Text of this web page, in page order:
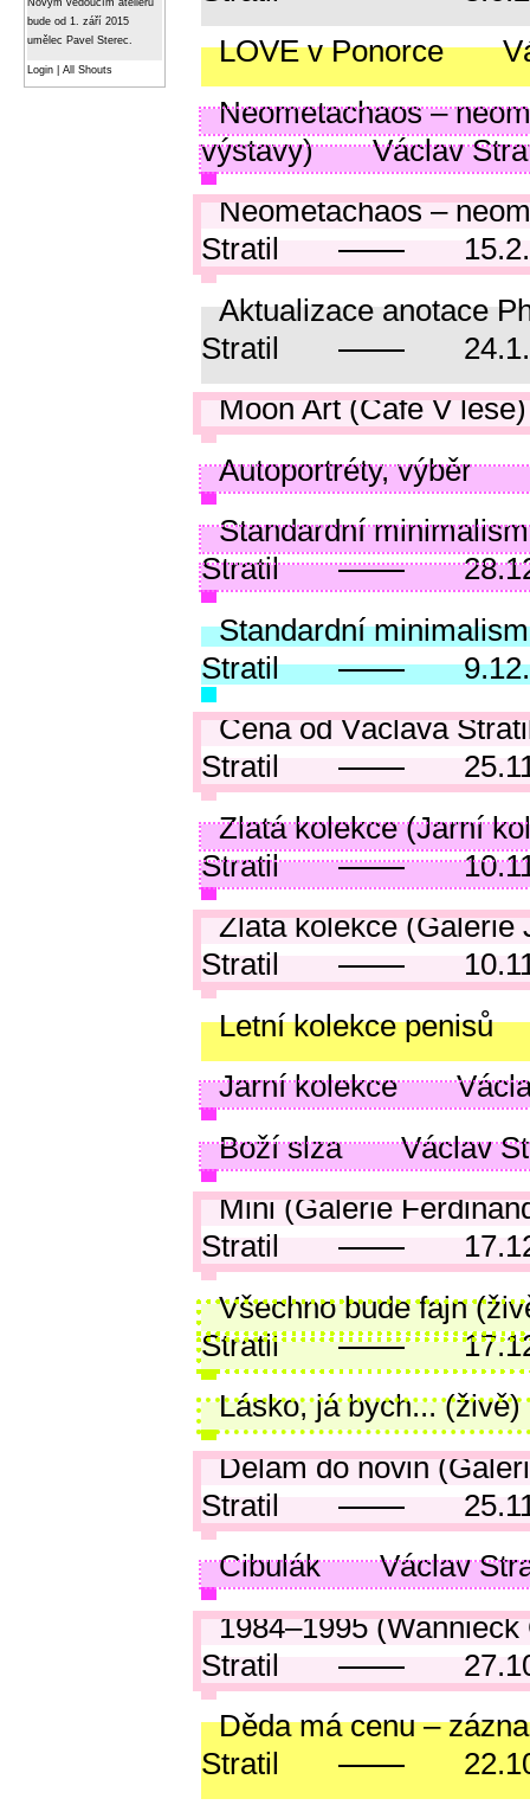
bude od 1. září 2015
umělec Pavel Sterec.
Login All Shouts
LOVE v Ponorce
Neometachaos –
výstavy)
Václav
Neometachaos –
Stratil
Aktualizace anotace
Stratil
Moon Art (Café V lese)
Autoportréty, výběr
Standardní
Stratil
Standardní
Stratil
Cena od Václava
Stratil
Zlatá kolekce (Jarní
Stratil
Zlatá kolekce (Galerie
Stratil
Letní kolekce penisů
Jarní kolekce
Boží slza
Václav
Mini (Galerie
Stratil
Všechno bude fajn
Stratil
Lásko, já bych... (živě)
Dělám do novin
Stratil
Cibulák
Václav
1984–1995 (Wannieck
Stratil
Děda má cenu –
Stratil